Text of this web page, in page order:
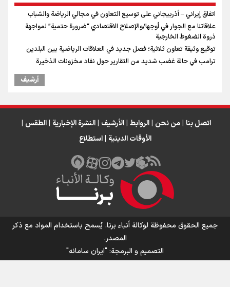
اتفاق إيراني – أذربيجاني على توسيع التعاون في مجالي الرياضة والشباب
علاقاتنا مع الجوار في أوجها/والإصلاح الاقتصادي “ضرورة حتمية” لمواجهة
ذروة الضغوط الخارجية
توقيع وثيقة تعاون ثلاثية؛ فصل جديد في العلاقات الرياضية بين البلدين
ترامب في حالة غضب شديد من التقارير حول نفاد مخزونات الذخيرة
أرشیف
اتصل بنا | من نحن | الروابط | الأرشيف | النشرة الإخبارية | الطقس |
الأوقات الدينية | استطلاع
جميع الحقوق محفوظة لوكالة أنباء برنا. يُسمح باستخدام المواد مع ذكر
المصدر.
التصمیم و البرمجة:"ایران سامانه"